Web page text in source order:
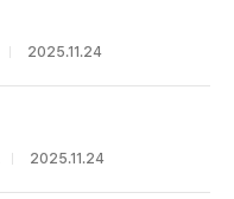
2025.11.24
2025.11.24